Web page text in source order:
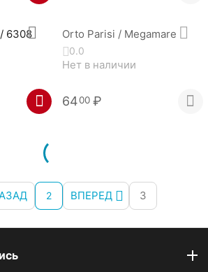
6308
Orto Parisi / Megamare
0.0
Нет в наличии
6400 ₽
2 ВПЕРЕД 3